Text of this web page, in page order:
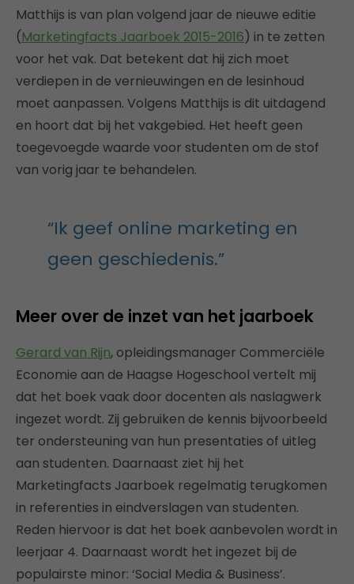
Matthijs is van plan volgend jaar de nieuwe editie
(Marketingfacts Jaarboek 2015-2016) in te zetten
voor het vak. Dat betekent dat hij zich moet
verdiepen in de vernieuwingen en de lesinhoud
moet aanpassen. Volgens Matthijs is dit uitdagend
en hoort dat bij het vakgebied. Het heeft geen
toegevoegde waarde voor studenten om de stof
van vorig jaar te behandelen.
“Ik geef online marketing en
geen geschiedenis.”
Meer over de inzet van het jaarboek
Gerard van Rijn, opleidingsmanager Commerciële
Economie aan de Haagse Hogeschool vertelt mij
dat het boek vaak door docenten als naslagwerk
ingezet wordt. Zij gebruiken de kennis bijvoorbeeld
ter ondersteuning van hun presentaties of uitleg
aan studenten. Daarnaast ziet hij het
Marketingfacts Jaarboek regelmatig terugkomen
in referenties in eindverslagen van studenten.
Reden hiervoor is dat het boek aanbevolen wordt in
leerjaar 4. Daarnaast wordt het ingezet bij de
populairste minor: ‘Social Media & Business’.